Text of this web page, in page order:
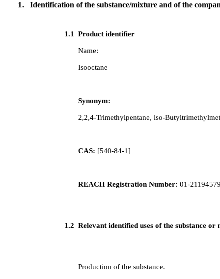
1. Identification of the substance/mixture and of the
1.1 Product identifier
Name:
Isooctane
Synonym:
2,2,4-Trimethylpentane, iso-
CAS: [540-84-1]
REACH Registration Number: 01-
1.2 Relevant identified uses of the substance or
Production of the substance.